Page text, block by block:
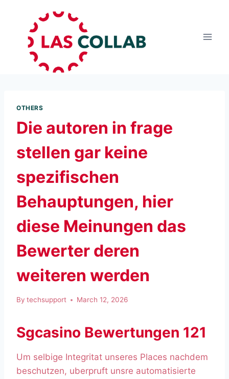
OTHERS
Die autoren in frage
stellen gar keine
spezifischen
Behauptungen, hier
diese Meinungen das
Bewerter deren
weiteren werden
By techsupport March 12, 2026
Sgcasino Bewertungen 121
Um selbige Integritat unseres Places nachdem
beschutzen, uberpruft unsre automatisierte